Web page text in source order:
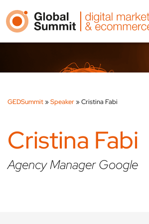
GEDSummit»Speaker»Cristina Fabi
Cristina Fabi
Agency Manager Google